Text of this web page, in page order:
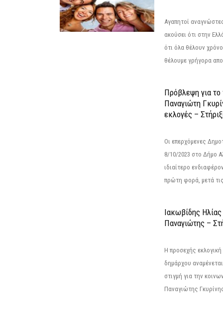
Αγαπητοί
ακούσει ότι στην
ότι όλα θέλουν
θέλουμε γρήγορα
Πρόβλεψη για
Παναγιώτη
εκλογές –
Οι επερχόμενες
8/10/2023 στο Δήμο
ιδιαίτερο
πρώτη φορά, μετά τις
Ιακωβίδης
Παναγιώτης –
Η προσεχής
δημάρχου
στιγμή για την
Παναγιώτης